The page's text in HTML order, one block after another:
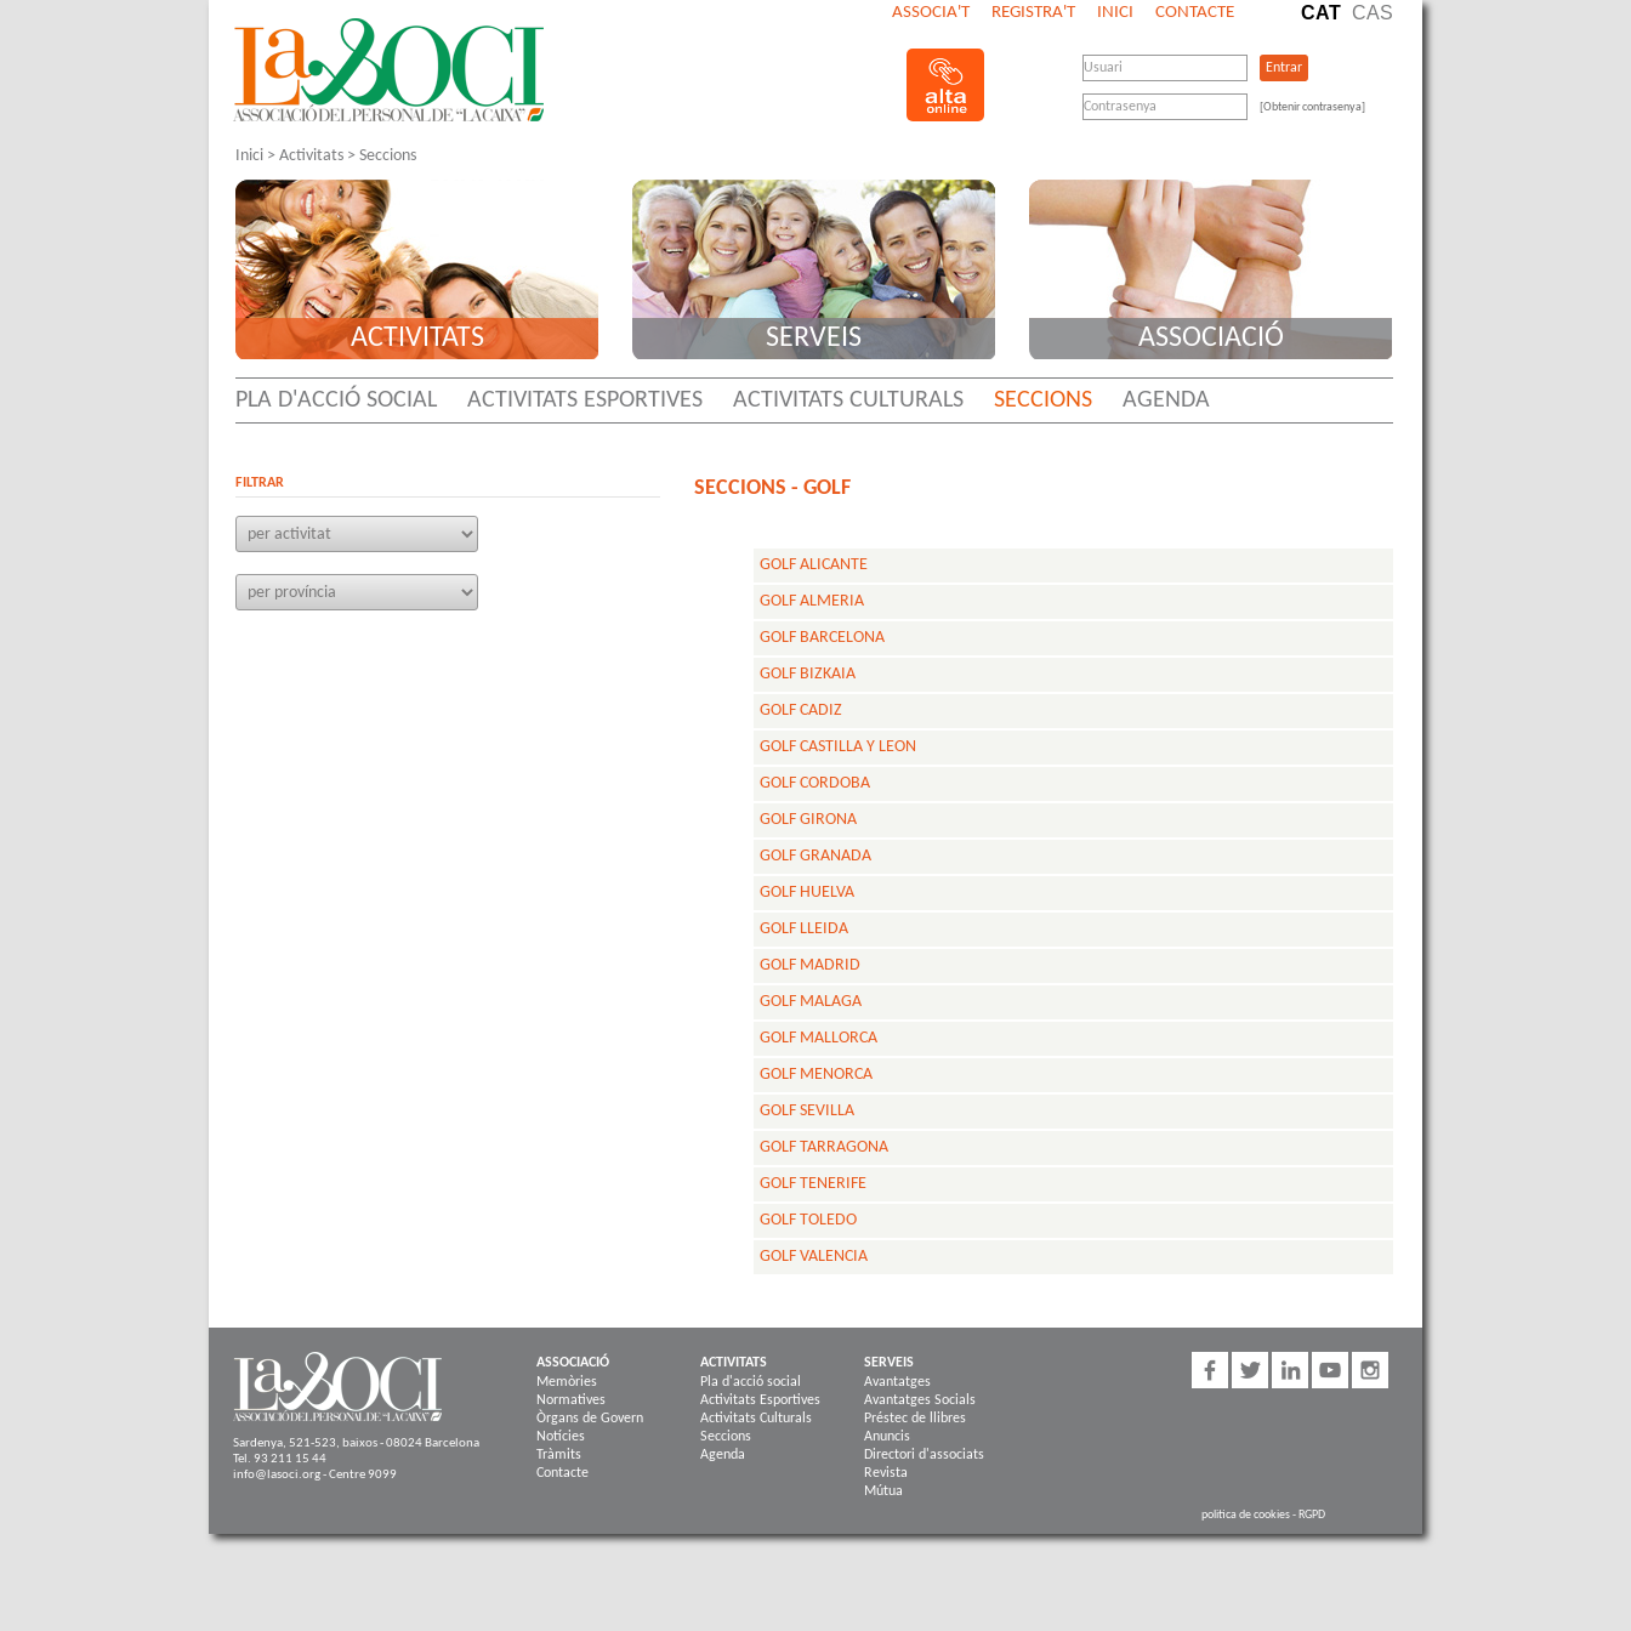
CAT CAS
ASSOCIA'T REGISTRA'T INICI CONTACTE
[Obtenir contrasenya]
Inici > Activitats > Seccions
ACTIVITATS SERVEIS ASSOCIACIÓ
PLA D'ACCIÓ SOCIAL ACTIVITATS ESPORTIVES ACTIVITATS CULTURALS SECCIONS AGENDA
FILTRAR SECCIONS - GOLF
GOLF ALICANTE
GOLF ALMERIA
GOLF BARCELONA
GOLF BIZKAIA
GOLF CADIZ
GOLF CASTILLA Y LEON
GOLF CORDOBA
GOLF GIRONA
GOLF GRANADA
GOLF HUELVA
GOLF LLEIDA
GOLF MADRID
GOLF MALAGA
GOLF MALLORCA
GOLF MENORCA
GOLF SEVILLA
GOLF TARRAGONA
GOLF TENERIFE
GOLF TOLEDO
GOLF VALENCIA
Sardenya, 521-523, baixos - 08024 Barcelona
Tel. 93 211 15 44
info@lasoci.org - Centre 9099
ASSOCIACIÓ
Memòries
Normatives
Òrgans de Govern
Notícies
Tràmits
Contacte
ACTIVITATS
Pla d'acció social
Activitats Esportives
Activitats Culturals
Seccions
Agenda
SERVEIS
Avantatges
Avantatges Socials
Préstec de llibres
Anuncis
Directori d'associats
Revista
Mútua
politica de cookies- RGPD